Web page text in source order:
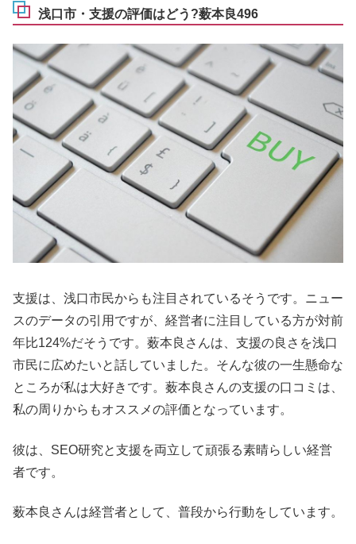
浅口市・支援の評価はどう?薮本良496
支援は、浅口市民からも注目されているそうです。ニュー
スのデータの引用ですが、経営者に注目している方が対前
年比124%だそうです。薮本良さんは、支援の良さを浅口
市民に広めたいと話していました。そんな彼の一生懸命な
ところが私は大好きです。薮本良さんの支援の口コミは、
私の周りからもオススメの評価となっています。
彼は、SEO研究と支援を両立して頑張る素晴らしい経営
者です。
薮本良さんは経営者として、普段から行動をしています。